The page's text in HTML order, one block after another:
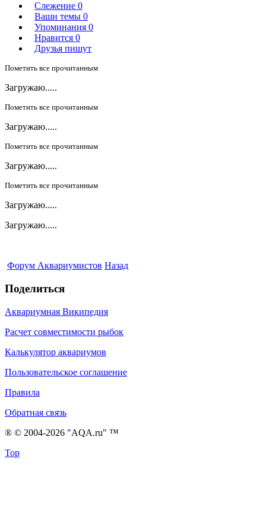
Слежение 0
Ваши темы 0
Упоминания 0
Нравится 0
Друзья пишут
Пометить все прочитанным
Загружаю.....
Пометить все прочитанным
Загружаю.....
Пометить все прочитанным
Загружаю.....
Пометить все прочитанным
Загружаю.....
Загружаю.....
Форум Аквариумистов Назад
Поделиться
Аквариумная Википедия
Расчет совместимости рыбок
Калькулятор аквариумов
Пользовательское соглашение
Правила
Обратная связь
® © 2004-2026 "AQA.ru" ™
Top